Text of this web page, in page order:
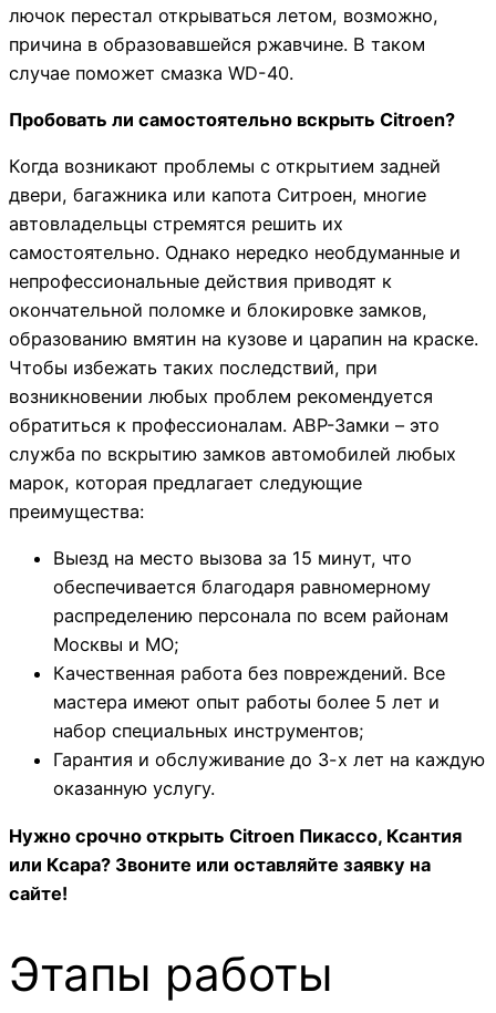
лючок перестал открываться летом, возможно,
причина в образовавшейся ржавчине. В таком
случае поможет смазка WD-40.
Пробовать ли самостоятельно вскрыть Citroen?
Когда возникают проблемы с открытием задней
двери, багажника или капота Ситроен, многие
автовладельцы стремятся решить их
самостоятельно. Однако нередко необдуманные и
непрофессиональные действия приводят к
окончательной поломке и блокировке замков,
образованию вмятин на кузове и царапин на краске.
Чтобы избежать таких последствий, при
возникновении любых проблем рекомендуется
обратиться к профессионалам. АВР-Замки – это
служба по вскрытию замков автомобилей любых
марок, которая предлагает следующие
преимущества:
Выезд на место вызова за 15 минут, что
обеспечивается благодаря равномерному
распределению персонала по всем районам
Москвы и МО;
Качественная работа без повреждений. Все
мастера имеют опыт работы более 5 лет и
набор специальных инструментов;
Гарантия и обслуживание до 3-х лет на каждую
оказанную услугу.
Нужно срочно открыть Citroen Пикассо, Ксантия
или Ксара? Звоните или оставляйте заявку на
сайте!
Этапы работы